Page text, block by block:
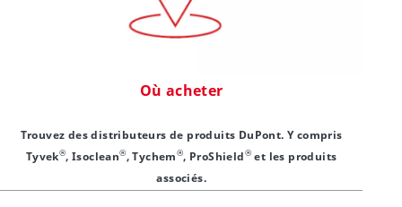
Où acheter
Trouvez des distributeurs de produits DuPont. Y compris
Tyvek®, Isoclean®, Tychem®, ProShield® et les produits
associés.